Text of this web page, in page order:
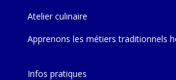
Atelier culinaire
Apprenons les métiers traditionnels
Infos pratiques